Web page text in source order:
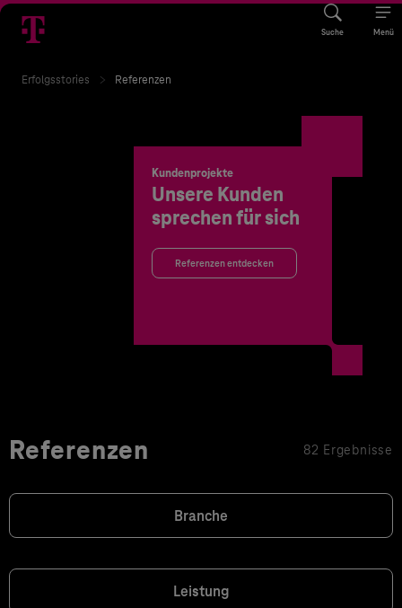
Suche Menü
Erfolgsstories Referenzen
Kundenprojekte
Unsere Kunden
sprechen für sich
Referenzen entdecken
Referenzen 82 Ergebnisse
Branche
Leistung